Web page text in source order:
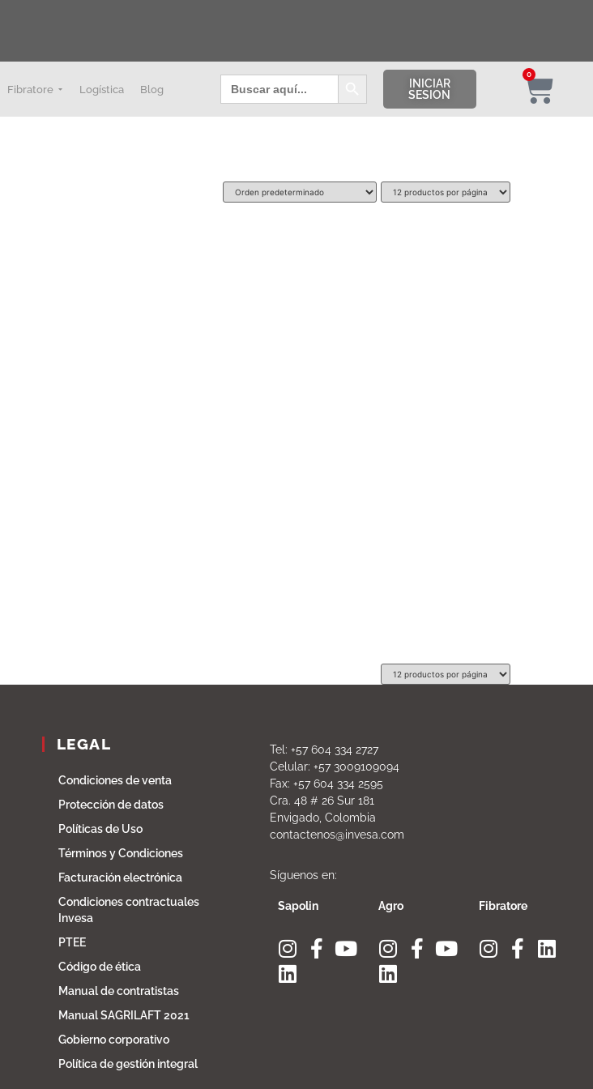
Fibratore Logística Blog
Buscar: Botón de búsqueda
INICIAR
SESION
0
LEGAL
Condiciones de venta
Protección de datos
Políticas de Uso
Términos y Condiciones
Facturación electrónica
Condiciones contractuales
Invesa
PTEE
Código de ética
Manual de contratistas
Manual SAGRILAFT 2021
Gobierno corporativo
Política de gestión integral
Tel: +57 604 334 2727
Celular: +57 3009109094
Fax: +57 604 334 2595
Cra. 48 # 26 Sur 181
Envigado, Colombia
contactenos@invesa.com
Síguenos en:
Sapolin Agro Fibratore